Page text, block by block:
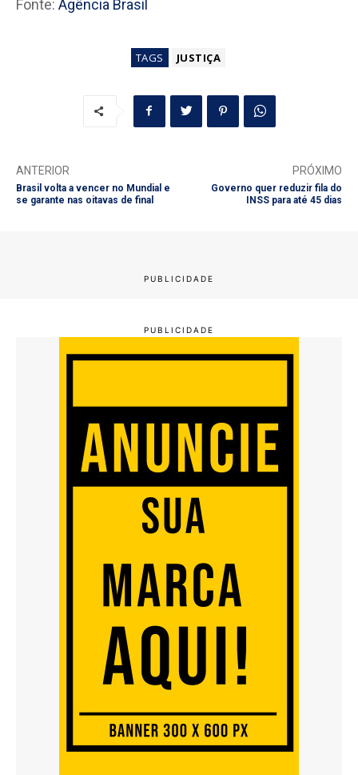
Fonte: Agência Brasil
TAGS JUSTIÇA
ANTERIOR
Brasil volta a vencer no Mundial e
se garante nas oitavas de final
PRÓXIMO
Governo quer reduzir fila do
INSS para até 45 dias